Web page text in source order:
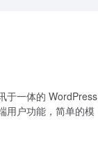
于一体的 WordPress
用户功能，简单的模